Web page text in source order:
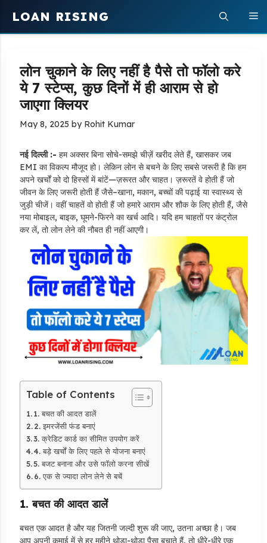
content
LOAN RISING
लोन चुकाने के लिए नहीं है पैसे तो फॉलो करे
ये 7 स्टेप्स, कुछ दिनों में ही आराम से हो
जाएगा क्लियर
May 8, 2025 by Rohit Kumar
नई दिल्ली :- हम अक्सर बिना सोचे-समझे चीज़ें खरीद लेते हैं, खासकर जब
EMI का विकल्प मौजूद हो। लेकिन लोन से बचने के लिए सबसे जरूरी है कि हम
अपने खर्चों को दो हिस्सों में बांटें—ज़रूरत और चाहत। ज़रूरतें वे होती हैं जो
जीवन के लिए जरूरी होती हैं जैसे–खाना, मकान, बच्चों की पढ़ाई या स्वास्थ्य से
जुड़ी चीजें। वहीं चाहतें वो होती हैं जो हमारे आराम और शौक के लिए होती हैं, जैसे
नया मोबाइल, बाइक, घूमने-फिरने का खर्च आदि। यदि हम चाहतों पर कंट्रोल
कर लें, तो लोन लेने की नौबत ही नहीं आएगी।
Table of Contents
1. बचत की आदत डालें
2. इमरजेंसी फंड बनाएं
3. क्रेडिट कार्ड का सीमित उपयोग करें
4. बड़े खर्चों के लिए पहले से योजना बनाएं
5. बजट बनाना और उसे फॉलो करना सीखें
6. एक से ज्यादा लोन लेने से बचें
1. बचत की आदत डालें
बचत एक आदत है और यह जितनी जल्दी शुरू की जाए, उतना अच्छा है। जब
आप अपनी कमाई में से हर महीने थोड़ा-थोड़ा पैसा बचाते हैं, तो धीरे-धीरे एक